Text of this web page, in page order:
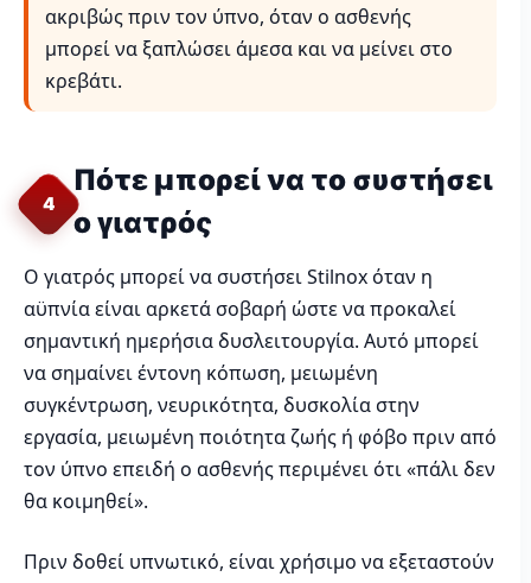
ακριβώς πριν τον ύπνο, όταν ο ασθενής
μπορεί να ξαπλώσει άμεσα και να μείνει στο
κρεβάτι.
4
Πότε μπορεί να το συστήσει
ο γιατρός
Ο γιατρός μπορεί να συστήσει Stilnox όταν η
αϋπνία είναι αρκετά σοβαρή ώστε να προκαλεί
σημαντική ημερήσια δυσλειτουργία. Αυτό μπορεί
να σημαίνει έντονη κόπωση, μειωμένη
συγκέντρωση, νευρικότητα, δυσκολία στην
εργασία, μειωμένη ποιότητα ζωής ή φόβο πριν από
τον ύπνο επειδή ο ασθενής περιμένει ότι «πάλι δεν
θα κοιμηθεί».
Πριν δοθεί υπνωτικό, είναι χρήσιμο να εξεταστούν